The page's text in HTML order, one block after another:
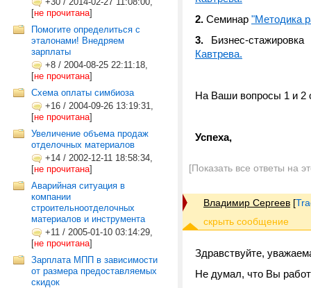
[не прочитана]
Помогите определиться с
эталонами! Внедряем
зарплаты
+8 / 2004-08-25 22:11:18,
[не прочитана]
Схема оплаты симбиоза
+16 / 2004-09-26 13:19:31,
[не прочитана]
Увеличение объема продаж
отделочных материалов
+14 / 2002-12-11 18:58:34,
[не прочитана]
Аварийная ситуация в
компании
строительноотделочных
материалов и инструмента
+11 / 2005-01-10 03:14:29,
[не прочитана]
Зарплата МПП в зависимости
от размера предоставляемых
скидок
2. Семинар "Методика
3. Бизнес-стажировка
Кавтрева.
На Ваши вопросы 1 и 2
Успеха,
[Показать все ответы на
Владимир Сергеев [
Здравствуйте,
Не думал, что Вы